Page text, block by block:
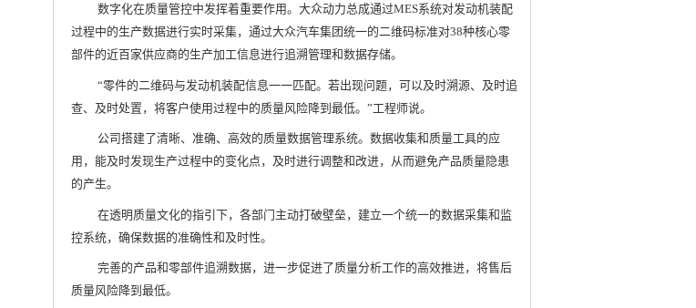
数字化在质量管控中发挥着重要作用。大众动力总成通过MES系统对发动机装配
过程中的生产数据进行实时采集，通过大众汽车集团统一的二维码标准对38种核心零
部件的近百家供应商的生产加工信息进行追溯管理和数据存储。
“零件的二维码与发动机装配信息一一匹配。若出现问题，可以及时溯源、及时追
查、及时处置，将客户使用过程中的质量风险降到最低。”工程师说。
公司搭建了清晰、准确、高效的质量数据管理系统。数据收集和质量工具的应
用，能及时发现生产过程中的变化点，及时进行调整和改进，从而避免产品质量隐患
的产生。
在透明质量文化的指引下，各部门主动打破壁垒，建立一个统一的数据采集和监
控系统，确保数据的准确性和及时性。
完善的产品和零部件追溯数据，进一步促进了质量分析工作的高效推进，将售后
质量风险降到最低。